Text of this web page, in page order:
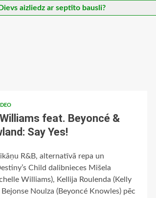
aizliedz ar septīto bausli?
feat. Beyoncé &
Say Yes!
R&B, alternatīvā repa un
Child dalibnieces Mišela
Williams), Kellija Roulenda (Kelly
Bejonse Noulza (Beyoncé Knowles) pēc